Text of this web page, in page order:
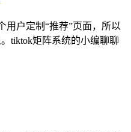
用户定制“推荐”页面，所以
tiktok矩阵系统的小编聊聊